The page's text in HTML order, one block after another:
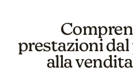
prestazioni
alla